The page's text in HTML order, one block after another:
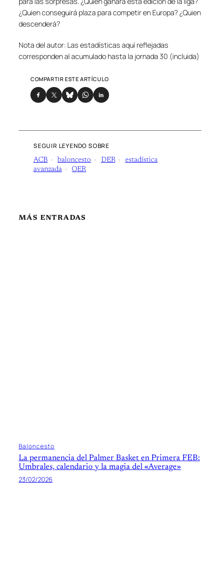
¿Quien conseguirá plaza para competir en Europa? ¿Quien
descenderá?
Nota del autor: Las estadísticas aquí reflejadas
corresponden al acumulado hasta la jornada 30 (incluida)
COMPARTIR ESTE ARTÍCULO
SEGUIR LEYENDO SOBRE
ACB baloncesto DER
estadística
avanzada
OER
MÁS ENTRADAS
Baloncesto
La permanencia del Palmer Basket en Primera FEB:
Umbrales, calendario y la magia del «Average»
23/02/2026